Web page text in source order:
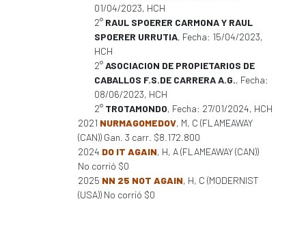
01/04/2023, HCH
2° RAUL SPOERER CARMONA Y RAUL
SPOERER URRUTIA, Fecha: 15/04/2023,
HCH
2°ASOCIACION DE PROPIETARIOS DE
CABALLOS F.S.DE CARRERA A.G., Fecha:
08/06/2023, HCH
2° TROTAMONDO, Fecha: 27/01/2024, HCH
2021 NURMAGOMEDOV, M, C (FLAMEAWAY
(CAN)) Gan. 3 carr. $8.172.800
2024 DO IT AGAIN, H, A (FLAMEAWAY (CAN))
No corrió $0
2025 NN 25 NOT AGAIN, H, C (MODERNIST
(USA)) No corrió $0